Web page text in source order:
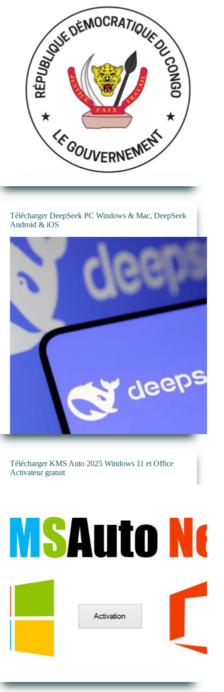
Télécharger DeepSeek PC Windows & Mac, DeepSeek
Android & iOS
Télécharger KMS Auto 2025 Windows 11 et Office
Activateur gratuit